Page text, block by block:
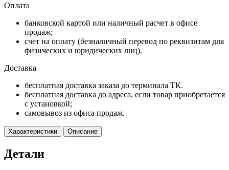
Оплата
банковской картой или наличный расчет в офисе
продаж;
счет на оплату (безналичный перевод по реквизитам для
физических и юридических лиц).
Доставка
бесплатная доставка заказа до терминала ТК.
бесплатная доставка до адреса, если товар приобретается
с установкой;
самовывоз из офиса продаж.
Характеристики Описание
Детали